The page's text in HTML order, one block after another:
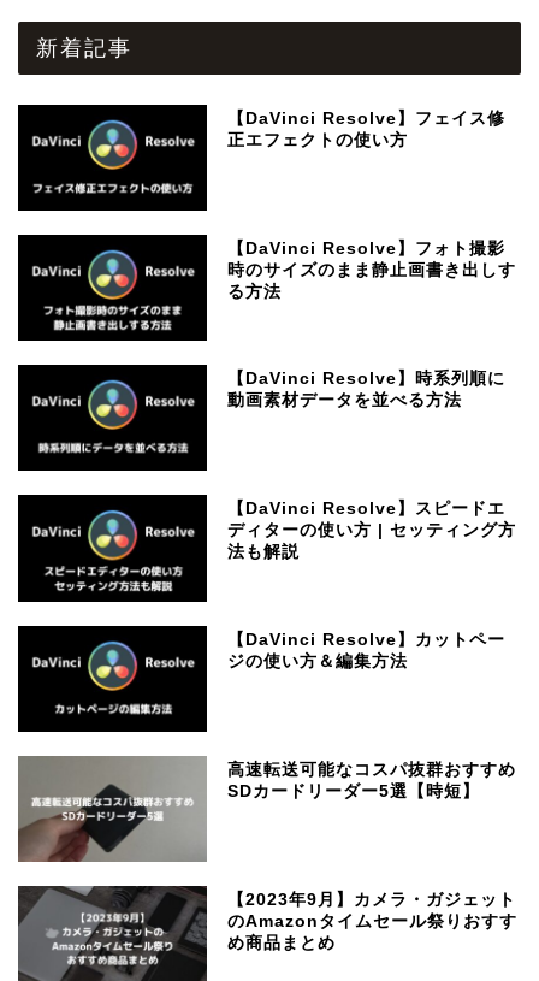
新着記事
【DaVinci Resolve】フェイス修
正エフェクトの使い方
【DaVinci Resolve】フォト撮影
時のサイズのまま静止画書き出しす
る方法
【DaVinci Resolve】時系列順に
動画素材データを並べる方法
【DaVinci Resolve】スピードエ
ディターの使い方 | セッティング方
法も解説
【DaVinci Resolve】カットペー
ジの使い方＆編集方法
高速転送可能なコスパ抜群おすすめ
SDカードリーダー5選【時短】
【2023年9月】カメラ・ガジェット
のAmazonタイムセール祭りおすす
め商品まとめ